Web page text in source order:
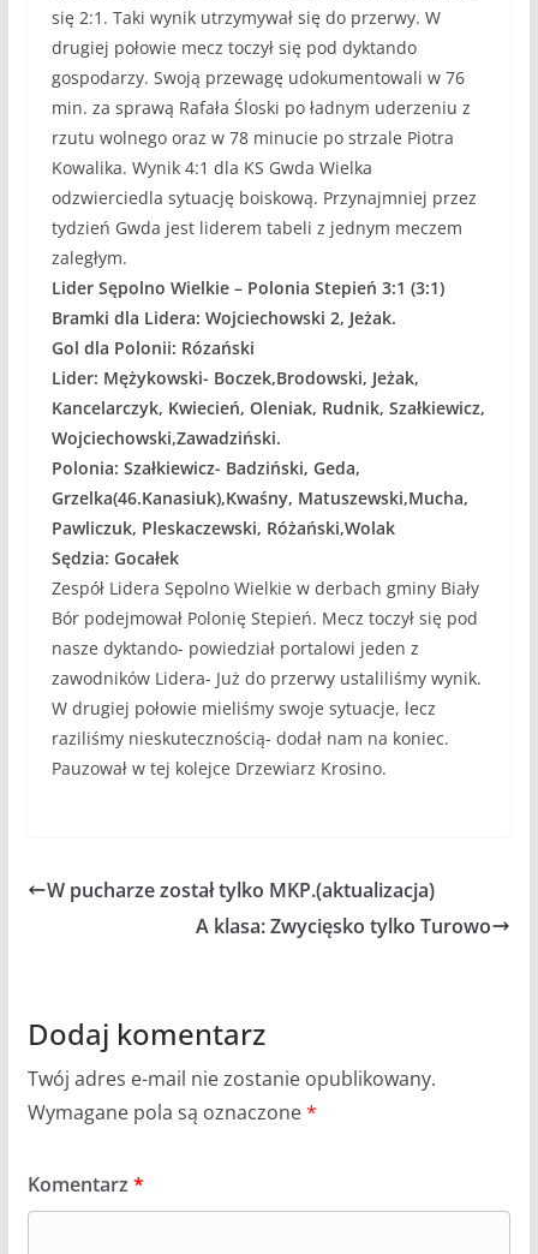
się 2:1. Taki wynik utrzymywał się do przerwy. W
drugiej połowie mecz toczył się pod dyktando
gospodarzy. Swoją przewagę udokumentowali w 76
min. za sprawą Rafała Śloski po ładnym uderzeniu z
rzutu wolnego oraz w 78 minucie po strzale Piotra
Kowalika. Wynik 4:1 dla KS Gwda Wielka
odzwierciedla sytuację boiskową. Przynajmniej przez
tydzień Gwda jest liderem tabeli z jednym meczem
zaległym.
Lider Sępolno Wielkie – Polonia Stepień 3:1 (3:1)
Bramki dla Lidera: Wojciechowski 2, Jeżak.
Gol dla Polonii: Rózański
Lider: Mężykowski- Boczek,Brodowski, Jeżak,
Kancelarczyk, Kwiecień, Oleniak, Rudnik, Szałkiewicz,
Wojciechowski,Zawadziński.
Polonia: Szałkiewicz- Badziński, Geda,
Grzelka(46.Kanasiuk),Kwaśny, Matuszewski,Mucha,
Pawliczuk, Pleskaczewski, Różański,Wolak
Sędzia: Gocałek
Zespół Lidera Sępolno Wielkie w derbach gminy Biały
Bór podejmował Polonię Stepień. Mecz toczył się pod
nasze dyktando- powiedział portalowi jeden z
zawodników Lidera- Już do przerwy ustaliliśmy wynik.
W drugiej połowie mieliśmy swoje sytuacje, lecz
raziliśmy nieskutecznością- dodał nam na koniec.
Pauzował w tej kolejce Drzewiarz Krosino.
W pucharze został tylko MKP.(aktualizacja)
A klasa: Zwycięsko tylko Turowo
Dodaj komentarz
Twój adres e-mail nie zostanie opublikowany.
Wymagane pola są oznaczone*
Komentarz *